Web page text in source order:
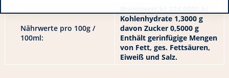
Nährwerte pro 100g /
100ml:
Kohlenhydrate 1,3000 g
davon Zucker 0,5000 g
Enthält gerinfügige Mengen
von Fett, ges. Fettsäuren,
Eiweiß und Salz.